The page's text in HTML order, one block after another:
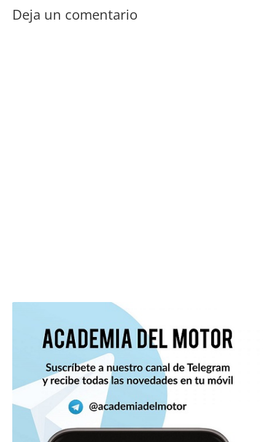
Deja un comentario